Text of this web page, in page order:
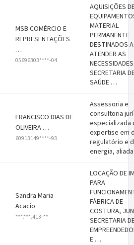
MSB COMÉRCIO E
REPRESENTAÇÕES
…
05696303****-04
AQUISIÇÕES
MATERIAL
PERMANENTE
DESTINADOS A
ATENDER AS
SECRETARIA
SAÚDE …
FRANCISCO DIAS DE
OLIVEIRA …
60913149****-93
Assessoria e
consultoria
especializada
expertise em
regulatório e
energia,
Sandra Maria
Acacio
***.***.413-**
LOCAÇÃO DE
PARA
FÁBRICA DE
COSTURA,
SECRETARIA
E …